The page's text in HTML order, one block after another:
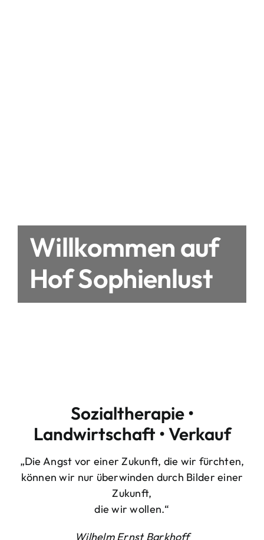
Willkommen auf
Hof Sophienlust
Sozialtherapie •
Landwirtschaft • Verkauf
„Die Angst vor einer Zukunft, die wir fürchten,
können wir nur überwinden durch Bilder einer
Zukunft,
die wir wollen.“
Wilhelm Ernst Barkhoff